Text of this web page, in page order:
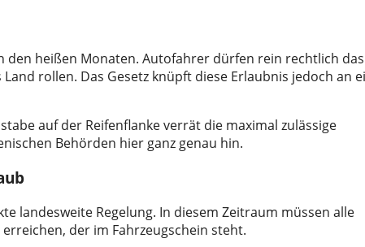
heißen Monaten. Autofahrer dürfen rein rechtlich das
rollen. Das Gesetz knüpft diese Erlaubnis jedoch an
auf der Reifenflanke verrät die maximal zulässige
Behörden hier ganz genau hin.
landesweite Regelung. In diesem Zeitraum müssen alle
der im Fahrzeugschein steht.